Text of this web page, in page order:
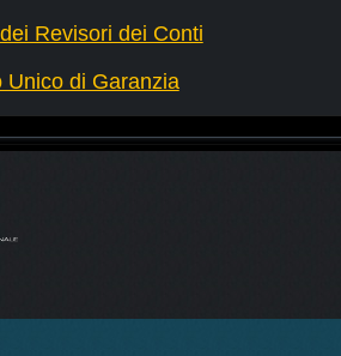
Revisori dei Conti
Unico di Garanzia